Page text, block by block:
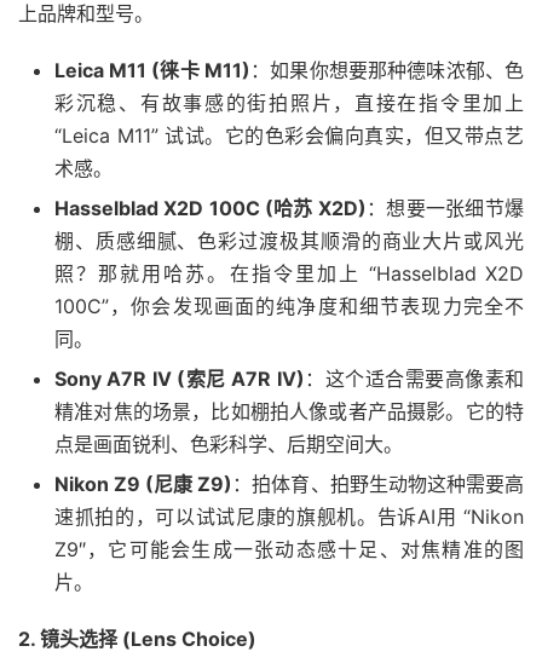
上品牌和型号。
Leica M11 (徕卡 M11) ：如果你想要那种德味浓郁、色
彩沉稳、有故事感的街拍照片，直接在指令里加上
“Leica M11” 试试。它的色彩会偏向真实，但又带点艺
术感。
Hasselblad X2D 100C (哈苏 X2D) ：想要一张细节爆
棚、质感细腻、色彩过渡极其顺滑的商业大片或风光
照？那就用哈苏。在指令里加上 “Hasselblad X2D
100C”，你会发现画面的纯净度和细节表现力完全不
同。
Sony A7R IV (索尼 A7R IV) ：这个适合需要高像素和
精准对焦的场景，比如棚拍人像或者产品摄影。它的特
点是画面锐利、色彩科学、后期空间大。
Nikon Z9 (尼康 Z9) ：拍体育、拍野生动物这种需要高
速抓拍的，可以试试尼康的旗舰机。告诉AI用 “Nikon
Z9″，它可能会生成一张动态感十足、对焦精准的图
片。
2. 镜头选择 (Lens Choice)